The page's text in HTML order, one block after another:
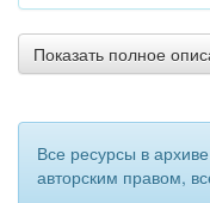
Показать полное
Все ресурсы в
авторским правом,